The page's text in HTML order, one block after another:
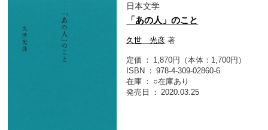
日本文学
「あの人」のこと
久世 光彦 著
定価
1,870円（本体：1,700円）
ISBN
978-4-309-02860-6
在庫
○在庫あり
発売日
2020.03.25